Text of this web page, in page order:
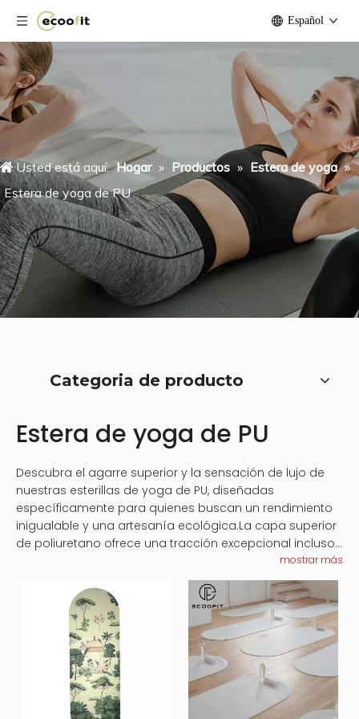
Español
Usted está aquí: Hogar » Productos » Estera de yoga »
Estera de yoga de PU
Categoria de producto
Estera de yoga de PU
Descubra el agarre superior y la sensación de lujo de
nuestras esterillas de yoga de PU, diseñadas
específicamente para quienes buscan un rendimiento
inigualable y una artesanía ecológica.La capa superior
de poliuretano ofrece una tracción excepcional incluso
resbalones y deslizamientos a medida que avanzas en
tus posturas.Debajo de esta capa se encuentra una
base de goma densa que proporciona una amplia
amortiguación para las articulaciones, lo que la hace
ideal para practicantes de todos los niveles.Nuestras
esterillas de yoga de PU no solo son duraderas, sino
que también cuentan con propiedades que absorben
la humedad para mantener la superficie seca e
mostrar más